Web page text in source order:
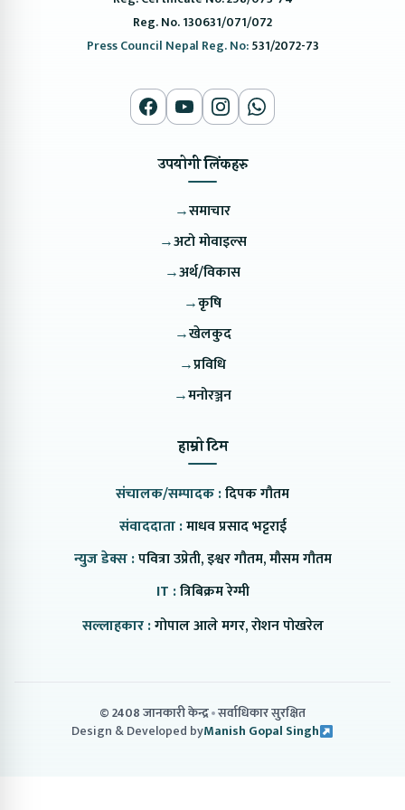
Reg. No. 130631/071/072
Press Council Nepal Reg. No:531/2072-73
उपयोगी लिंकहरु
→समाचार
→अटो मोवाइल्स
→अर्थ/विकास
→कृषि
→खेलकुद
→प्रविधि
→मनोरञ्जन
हाम्रो टिम
संचालक/सम्पादक :दिपक गौतम
संवाददाता :माधव प्रसाद भट्टराई
न्युज डेक्स :पवित्रा उप्रेती, इश्वर गौतम, मौसम गौतम
IT :त्रिबिक्रम रेग्मी
सल्लाहकार :गोपाल आले मगर, रोशन पोखरेल
© 2408 जानकारी केन्द्र सर्वाधिकार सुरक्षित
Design & Developed byManish Gopal Singh